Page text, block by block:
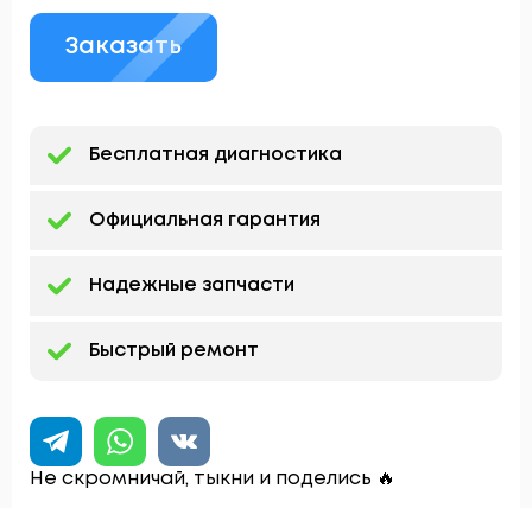
Заказать
Бесплатная диагностика
Официальная гарантия
Надежные запчасти
Быстрый ремонт
Не скромничай, тыкни и поделись 🔥